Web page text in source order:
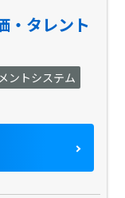
・タレント
ントシステム